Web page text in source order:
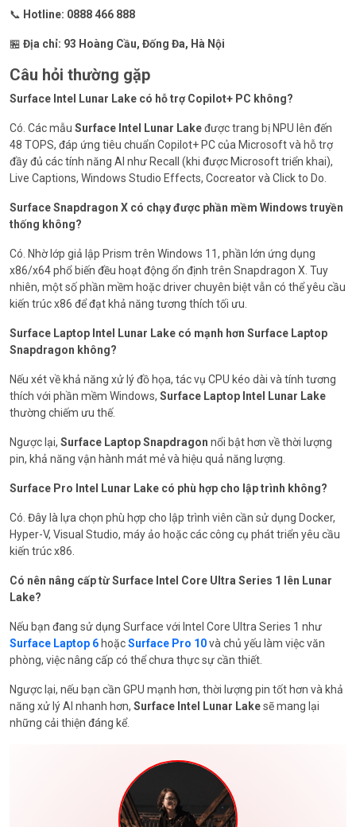
📞 Hotline: 0888 466 888
🏪 Địa chỉ: 93 Hoàng Cầu, Đống Đa, Hà Nội
Câu hỏi thường gặp
Surface Intel Lunar Lake có hỗ trợ Copilot+ PC không?
Có. Các mẫu Surface Intel Lunar Lakeđược trang bị NPU lên đến
48 TOPS, đáp ứng tiêu chuẩn Copilot+ PC của Microsoft và hỗ trợ
đầy đủ các tính năng AI như Recall (khi được Microsoft triển khai),
Live Captions, Windows Studio Effects, Cocreator và Click to Do.
Surface Snapdragon X có chạy được phần mềm Windows truyền
thống không?
Có. Nhờ lớp giả lập Prism trên Windows 11, phần lớn ứng dụng
x86/x64 phổ biến đều hoạt động ổn định trên Snapdragon X. Tuy
nhiên, một số phần mềm hoặc driver chuyên biệt vẫn có thể yêu cầu
kiến trúc x86 để đạt khả năng tương thích tối ưu.
Surface Laptop Intel Lunar Lake có mạnh hơn Surface Laptop
Snapdragon không?
Nếu xét về khả năng xử lý đồ họa, tác vụ CPU kéo dài và tính tương
thích với phần mềm Windows, Surface Laptop Intel Lunar Lake
thường chiếm ưu thế.
Ngược lại, Surface Laptop Snapdragon nổi bật hơn về thời lượng
pin, khả năng vận hành mát mẻ và hiệu quả năng lượng.
Surface Pro Intel Lunar Lake có phù hợp cho lập trình không?
Có. Đây là lựa chọn phù hợp cho lập trình viên cần sử dụng Docker,
Hyper-V, Visual Studio, máy ảo hoặc các công cụ phát triển yêu cầu
kiến trúc x86.
Có nên nâng cấp từ Surface Intel Core Ultra Series 1 lên Lunar
Lake?
Nếu bạn đang sử dụng Surface với Intel Core Ultra Series 1 như
Surface Laptop 6 hoặcSurface Pro 10và chủ yếu làm việc văn
phòng, việc nâng cấp có thể chưa thực sự cần thiết.
Ngược lại, nếu bạn cần GPU mạnh hơn, thời lượng pin tốt hơn và khả
năng xử lý AI nhanh hơn, Surface Intel Lunar Lakesẽ mang lại
những cải thiện đáng kể.